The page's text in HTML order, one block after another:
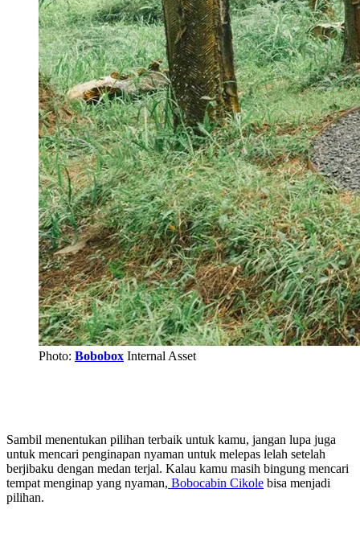
Photo: Bobobox Internal Asset
Sambil menentukan pilihan terbaik untuk kamu, jangan lupa juga
untuk mencari penginapan nyaman untuk melepas lelah setelah
berjibaku dengan medan terjal. Kalau kamu masih bingung mencari
tempat menginap yang nyaman, Bobocabin Cikole bisa menjadi
pilihan.